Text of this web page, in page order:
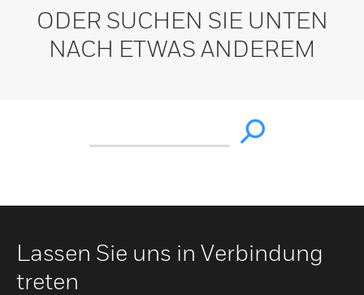
ODER SUCHEN SIE UNTEN
NACH ETWAS ANDEREM
Lassen Sie uns in Verbindung
treten